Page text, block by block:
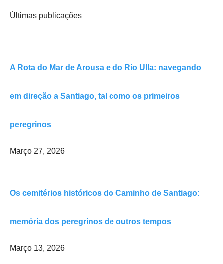
Últimas publicações
A Rota do Mar de Arousa e do Rio Ulla: navegando
em direção a Santiago, tal como os primeiros
peregrinos
Março 27, 2026
Os cemitérios históricos do Caminho de Santiago:
memória dos peregrinos de outros tempos
Março 13, 2026